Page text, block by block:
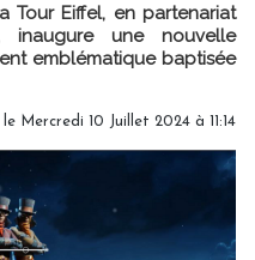
Tour Eiffel, en partenariat
inaugure une nouvelle
emblématique baptisée
le Mercredi 10 Juillet 2024 à 11:14